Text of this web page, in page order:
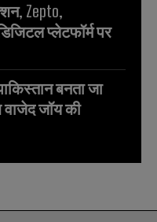
Zepto,
प्लेटफॉर्म पर
बनता जा
वाजेद जॉय की